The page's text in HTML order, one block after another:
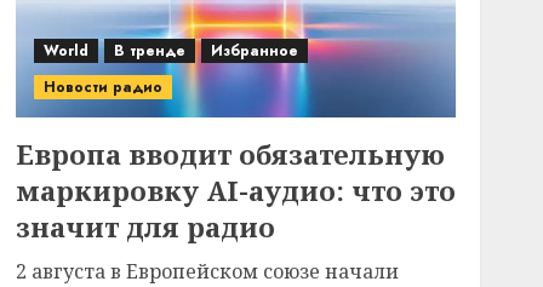
World В тренде
Избранное
Новости радио
Европа вводит обязательную
маркировку AI-аудио: что это
значит для радио
2 августа в Европейском союзе начали